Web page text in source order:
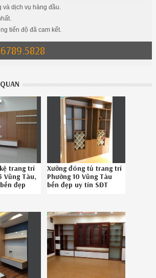
dịch vụ hàng đầu.
tiến độ đã cam kết.
trang trí
Vũng Tàu,
đẹp
Xưởng đóng tủ trang trí
Phường 10 Vũng Tàu
bền đẹp uy tín SĐT